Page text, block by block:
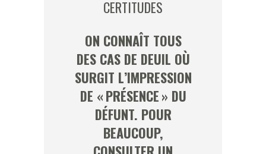
CERTITUDES
ON CONNAÎT TOUS
DES CAS DE DEUIL OÙ
SURGIT L’IMPRESSION
DE « PRÉSENCE » DU
DÉFUNT. POUR
BEAUCOUP,